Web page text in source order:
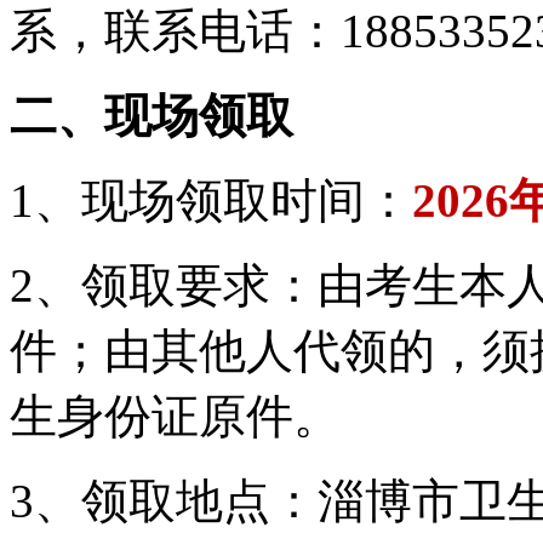
系，联系电话：
二、现场领取
1、现场领取时间： 2026
2、领取要求：由考生本
件；由其他人代领的，
生身份证原件。
3、领取地点：淄博市卫